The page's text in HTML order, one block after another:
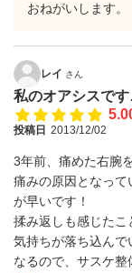
おねがいします。
レイ さん
私のオアシスです
投稿日 2013/12/02
3年前、痛めた右腕
痛みの原因となって
が早いです！
揉み返しも感じたこ
気持ちが落ち込んで
なるので、サスケ